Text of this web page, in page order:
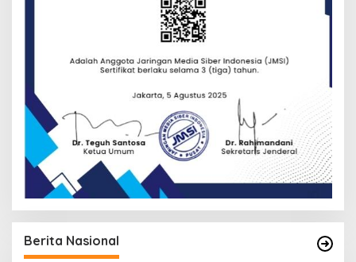
Berita Nasional